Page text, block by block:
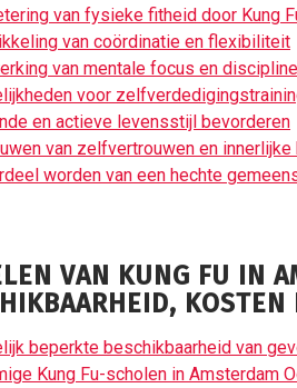
van fysieke fitheid door Kung
van coördinatie en flexibiliteit
van mentale focus en discipline
voor
en actieve levensstijl bevorderen
van zelfvertrouwen en innerlijke
worden van een hechte
VAN KUNG FU IN
beperkte beschikbaarheid van
Kung Fu-scholen in Amsterdam